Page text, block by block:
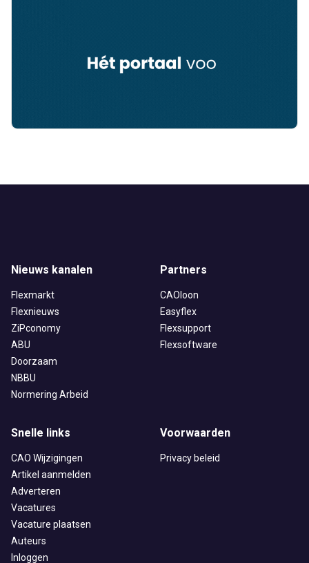
Nieuws kanalen
Flexmarkt
Flexnieuws
ZiPconomy
ABU
Doorzaam
NBBU
Normering Arbeid
Partners
CAOloon
Easyflex
Flexsupport
Flexsoftware
Snelle links
CAO Wijzigingen
Artikel aanmelden
Adverteren
Vacatures
Vacature plaatsen
Auteurs
Inloggen
Voorwaarden
Privacy beleid